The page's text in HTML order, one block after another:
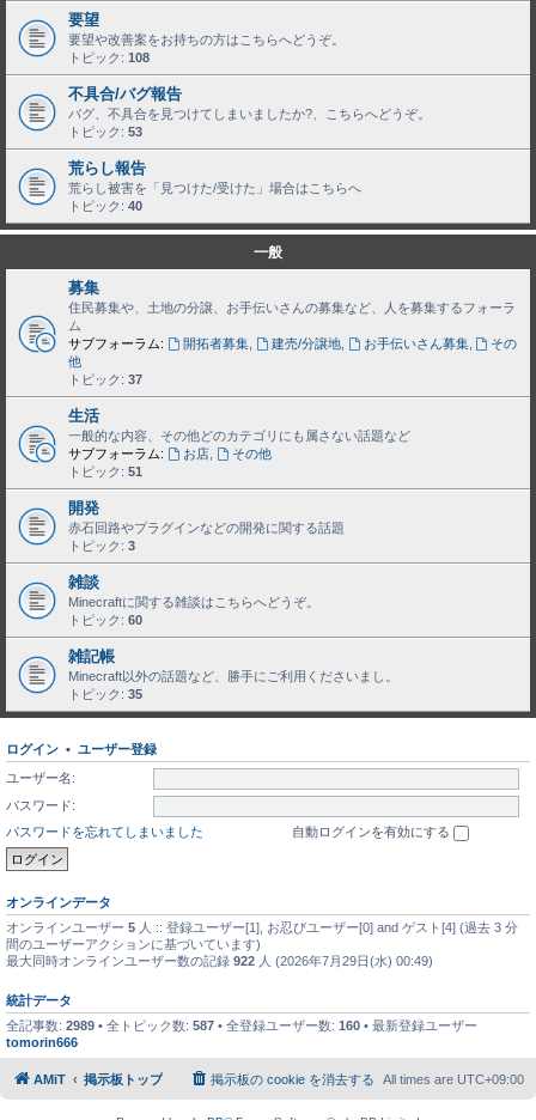
要望
要望や改善案をお持ちの方はこちらへどうぞ。
トピック: 108
不具合/バグ報告
バグ、不具合を見つけてしまいましたか?、こちらへどうぞ。
トピック: 53
荒らし報告
荒らし被害を「見つけた/受けた」場合はこちらへ
トピック: 40
一般
募集
住民募集や、土地の分譲、お手伝いさんの募集など、人を募集するフォーラ
ム
サブフォーラム:
開拓者募集, 建売/分譲地, お手伝いさん募集,
その
他
トピック: 37
生活
一般的な内容、その他どのカテゴリにも属さない話題など
サブフォーラム:
お店,
その他
トピック: 51
開発
赤石回路やプラグインなどの開発に関する話題
トピック: 3
雑談
Minecraftに関する雑談はこちらへどうぞ。
トピック: 60
雑記帳
Minecraft以外の話題など、勝手にご利用くださいまし。
トピック: 35
ログイン • ユーザー登録
ユーザー名:
パスワード:
パスワードを忘れてしまいました
自動ログインを有効にする
オンラインデータ
オンラインユーザー 5 人 :: 登録ユーザー[1], お忍びユーザー[0] and ゲスト[4] (過去 3 分
間のユーザーアクションに基づいています)
最大同時オンラインユーザー数の記録 922 人 (2026年7月29日(水) 00:49)
統計データ
全記事数: 2989 • 全トピック数: 587 • 全登録ユーザー数: 160 • 最新登録ユーザー
tomorin666
AMiT 掲示板トップ All times are UTC+09:00
掲示板の cookie を消去する